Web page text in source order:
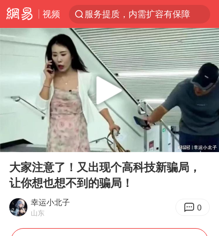
视频
服务提质，内需扩容有保障
官方通报传销头目出狱办书院
普京宣布多项人事调整
台风白海豚可能在浙江登陆
美股收盘：道指再创历史新高
人贩子“梅姨”真实姓名曝光
强台风白海豚逐渐向我国靠近
被一条街帮助的“煎饼叔叔”去世
“老头乐”悬挂“蒙H好几个8”上路
河南：领导干部要带头休假
Play
00:00
大家注意了！又出现个高科技新骗局，
让你想也想不到的骗局！
幸运小北子
山东 0